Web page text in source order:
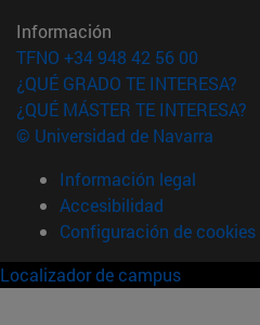
Información
TFNO +34 948 42 56 00
¿QUÉ GRADO TE INTERESA?
¿QUÉ MÁSTER TE INTERESA?
© Universidad de Navarra
Información legal
Accesibilidad
Configuración de cookies
Localizador de campus